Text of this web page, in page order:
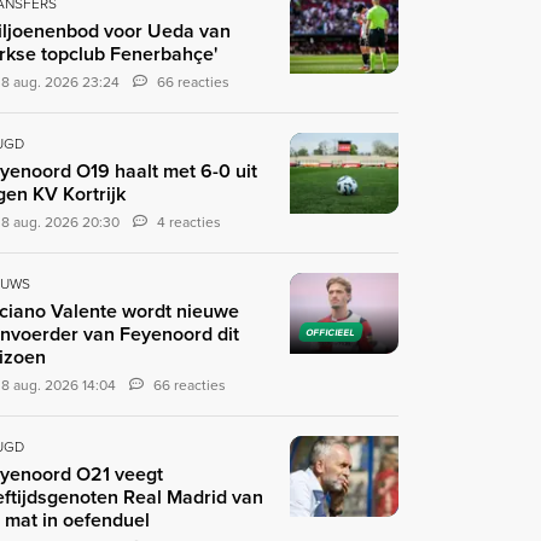
voor Ueda van
topclub Fenerbahçe'
aug. 2026 23:24 66 reacties
O19 haalt met 6-0 uit
KV Kortrijk
aug. 2026 20:30 4 reacties
OFFICIEEL
Valente wordt nieuwe
van Feyenoord dit
aug. 2026 14:04 66 reacties
O21 veegt
Real Madrid van
mat in oefenduel